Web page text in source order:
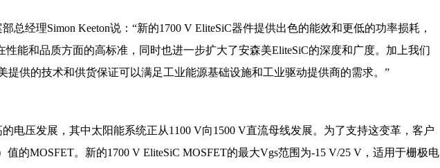
总经理Simon Keeton说：“新的1700 V EliteSiC器件提供出色的能效和更低的功率损耗，
性能和品质方面的高标准，同时也进一步扩大了安森美EliteSiC的深度和广度。加上我们
提供的技术和供货保证可以满足工业能源基础设施和工业驱动提供商的需求。”
电压发展，其中太阳能系统正从1100 V向1500 V直流母线发展。为了支持这变革，客户
的MOSFET。新的1700 V EliteSiC MOSFET的最大Vgs范围为-15 V/25 V，适用于栅极电